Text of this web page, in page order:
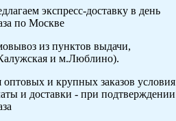
экспресс-доставку в день
по Москве
из пунктов выдачи,
и м.Люблино).
оптовых и крупных заказов условия
и доставки - при подтверждении